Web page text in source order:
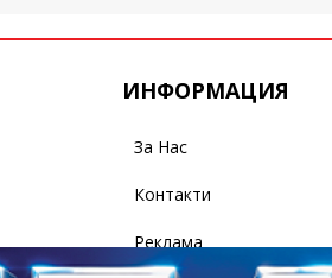
ИНФОРМАЦИЯ
За Нас
Контакти
Реклама